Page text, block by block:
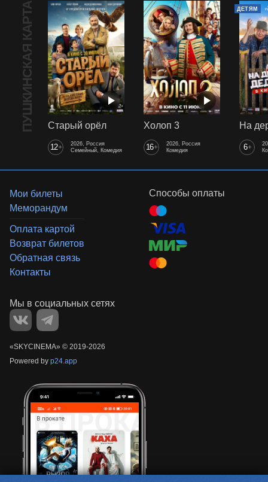
ПУШКИНСКАЯ КАРТА Старый орёл
12+
2026, Россия
Семейный, Комедия
Холоп 3
16+
2026, Россия
Комедия
ДЕТЯМ
6+
Мои билеты
Меморандум
Оплата картой
Возврат билетов
Обратная связь
Контакты
Способы оплаты
«‎SKYCINEMA» © 2019-2026
Powered by p24.app